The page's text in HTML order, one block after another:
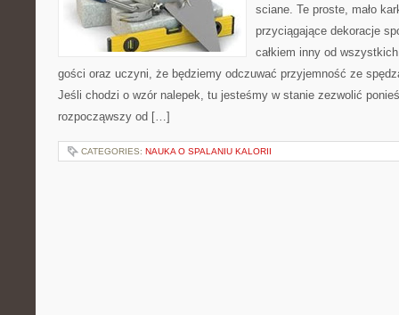
sciane. Te proste, mało
przyciągające dekoracje
całkiem inny od
gości oraz uczyni, że będziemy odczuwać przyjemność ze
Jeśli chodzi o wzór nalepek, tu jesteśmy w stanie zezwolić
rozpocząwszy od […]
CATEGORIES: NAUKA O SPALANIU KALORII